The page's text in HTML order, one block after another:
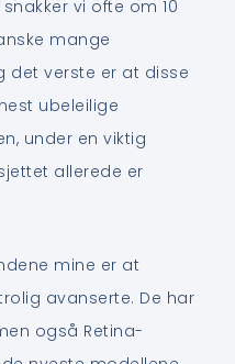
vi ofte om 10
mange
det verste er at disse
ubeleilige
under en viktig
allerede er
mine er at
avanserte. De har
også Retina-